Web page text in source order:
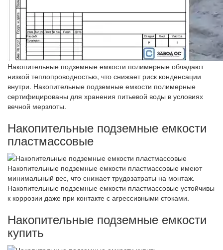
Накопительные подземные емкости полимерные обладают
низкой теплопроводностью, что снижает риск конденсации
внутри. Накопительные подземные емкости полимерные
сертифицированы для хранения питьевой воды в условиях
вечной мерзлоты.
Накопительные подземные емкости
пластмассовые
Накопительные подземные емкости пластмассовые имеют
минимальный вес, что снижает трудозатраты на монтаж.
Накопительные подземные емкости пластмассовые устойчивы
к коррозии даже при контакте с агрессивными стоками.
Накопительные подземные емкости
купить